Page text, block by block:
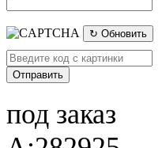
↻ Обновить
под заказ